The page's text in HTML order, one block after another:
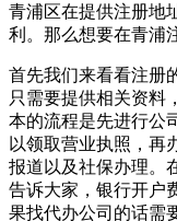
青浦区在提供注册地
利。那么想要在青浦
首先我们来看看注册
只需要提供相关资料
本的流程是先进行公
以领取营业执照，再
报道以及社保办理。
告诉大家，银行开户
果找代办公司的话需